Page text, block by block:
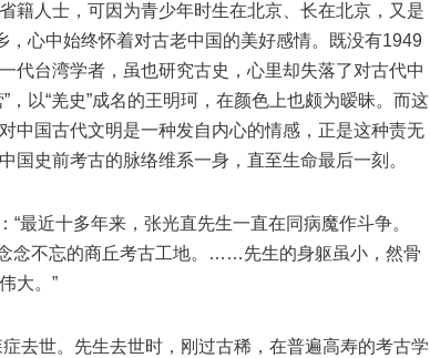
籍人士，可因为青少年时生在北京、长在北京，又是
，心中始终怀着对古老中国的美好感情。既没有1949
代台湾学者，虽也研究古史，心里却失落了对古代中
以“羌史”成名的王明珂，在颜色上也颇为暧昧。而这
中国古代文明是一种发自内心的情感，正是这种责无
史前考古的脉络维系一身，直至生命最后一刻。
“最近十多年来，张光直先生一直在同病魔作斗争。
念不忘的商丘考古工地。……先生的身躯虽小，然骨
大。”
去世。先生去世时，刚过古稀，在普遍高寿的考古学